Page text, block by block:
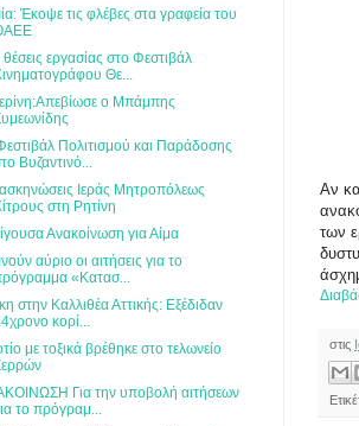
Αν
των
στις
Έκοψε τις φλέβες στα γραφεία του
εργασίας στο Φεστιβάλ
Θε...
ο Μπάμπης
Πολιτισμού και Παράδοσης
Βυζαντινό...
Ιεράς Μητροπόλεως
στη Ρητίνη
Ανακοίνωση για Αίμα
αύριο οι αιτήσεις για το
«Κατασ...
στην Καλλιθέα Αττικής: Εξέδιδαν
κορί...
με τοξικά βρέθηκε στο τελωνείο
Για την υποβολή αιτήσεων
το πρόγραμ...